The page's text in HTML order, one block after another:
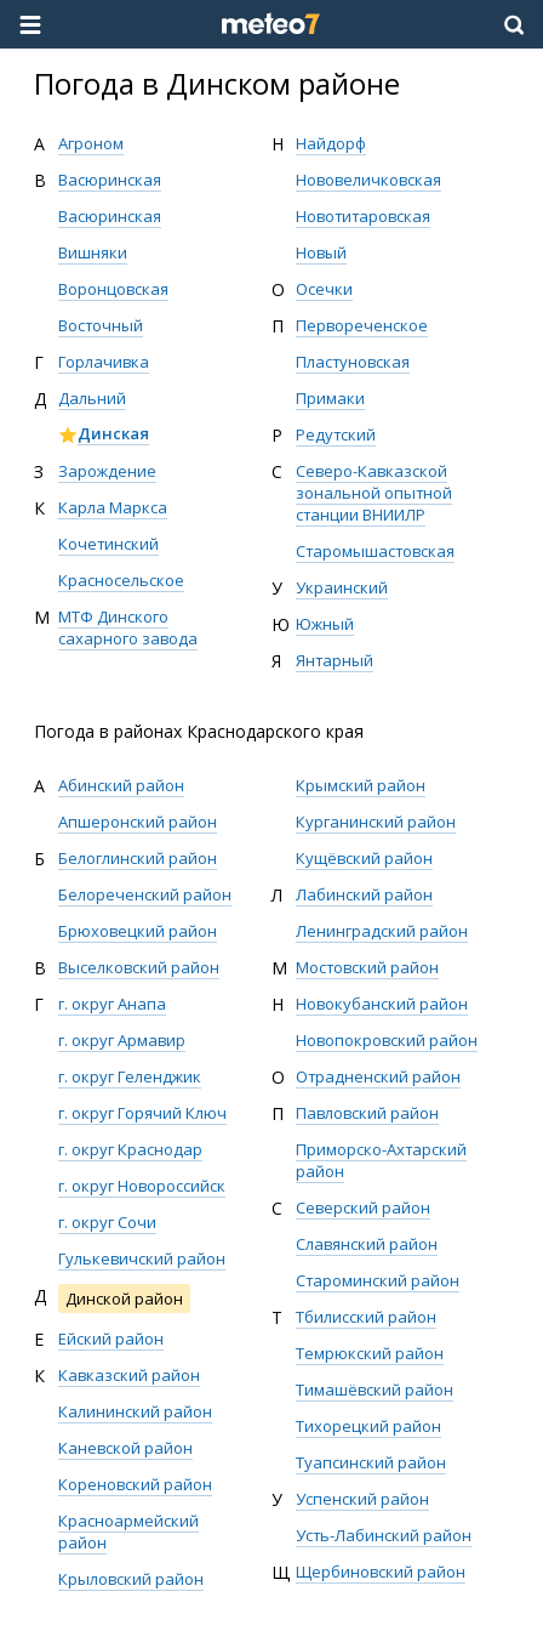
Погода в Динском районе
А Агроном
В
Васюринская
Васюринская
Вишняки
Воронцовская
Восточный
Г Горлачивка
Д Дальний
Динская
З Зарождение
К
Карла Маркса
Кочетинский
Красносельское
М МТФ Динского
сахарного завода
Н
Найдорф
Нововеличковская
Новотитаровская
Новый
О Осечки
П
Первореченское
Пластуновская
Примаки
Р Редутский
С
Северо-Кавказской
зональной опытной
станции ВНИИЛР
Старомышастовская
У Украинский
Ю Южный
Я Янтарный
Погода в районах Краснодарского края
А
Абинский район
Апшеронский район
Б
Белоглинский район
Белореченский район
Брюховецкий район
В Выселковский район
Г
г. округ Анапа
г. округ Армавир
г. округ Геленджик
г. округ Горячий Ключ
г. округ Краснодар
г. округ Новороссийск
г. округ Сочи
Гулькевичский район
Д Динской район
Е Ейский район
К
Кавказский район
Калининский район
Каневской район
Кореновский район
Красноармейский
район
Крыловский район
Крымский район
Курганинский район
Кущёвский район
Л
Лабинский район
Ленинградский район
М Мостовский район
Н
Новокубанский район
Новопокровский район
О Отрадненский район
П
Павловский район
Приморско-Ахтарский
район
С
Северский район
Славянский район
Староминский район
Т
Тбилисский район
Темрюкский район
Тимашёвский район
Тихорецкий район
Туапсинский район
У
Успенский район
Усть-Лабинский район
Щ Щербиновский район